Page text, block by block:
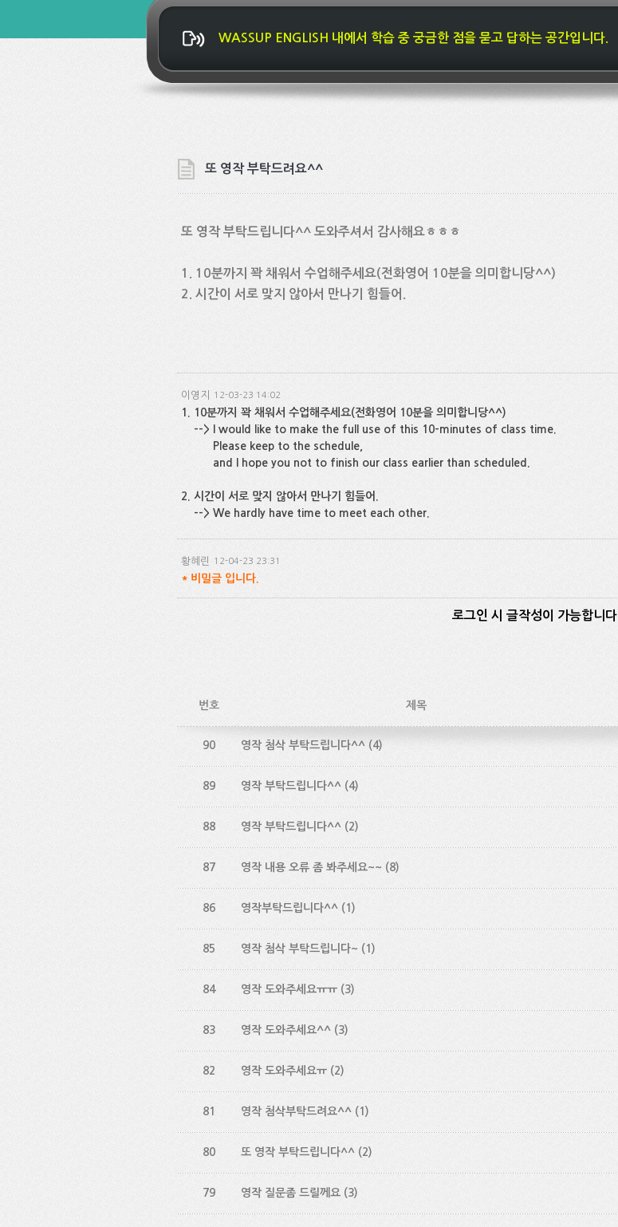
WASSUP ENGLISH 내에서 학습 중 궁금한 점을 묻고 답하는 공간입니다.
또 영작 부탁드려요^^
또 영작 부탁드립니다^^ 도와주셔서 감사해요ㅎㅎㅎ
1. 10분까지 꽉 채워서 수업해주세요(전화영어 10분을 의미합니당^^)
2. 시간이 서로 맞지 않아서 만나기 힘들어.
이영지 12-03-23 14:02
1. 10분까지 꽉 채워서 수업해주세요(전화영어 10분을 의미합니당^^)
--> I would like to make the full use of this 10-minutes of class time.
Please keep to the schedule,
and I hope you not to finish our class earlier than scheduled.
2. 시간이 서로 맞지 않아서 만나기 힘들어.
--> We hardly have time to meet each other.
황혜린 12-04-23 23:31
* 비밀글 입니다.
로그인 시 글작성이 가능합니다.
번호 제목
90 영작 첨삭 부탁드립니다^^ (4)
89 영작 부탁드립니다^^ (4)
88 영작 부탁드립니다^^ (2)
87 영작 내용 오류 좀 봐주세요~~ (8)
86 영작부탁드립니다^^ (1)
85 영작 첨삭 부탁드립니다~ (1)
84 영작 도와주세요ㅠㅠ (3)
83 영작 도와주세요^^ (3)
82 영작 도와주세요ㅠ (2)
81 영작 첨삭부탁드려요^^ (1)
80 또 영작 부탁드립니다^^ (2)
79 영작 질문좀 드릴께요 (3)